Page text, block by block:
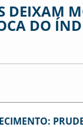
DEIXAM
DO